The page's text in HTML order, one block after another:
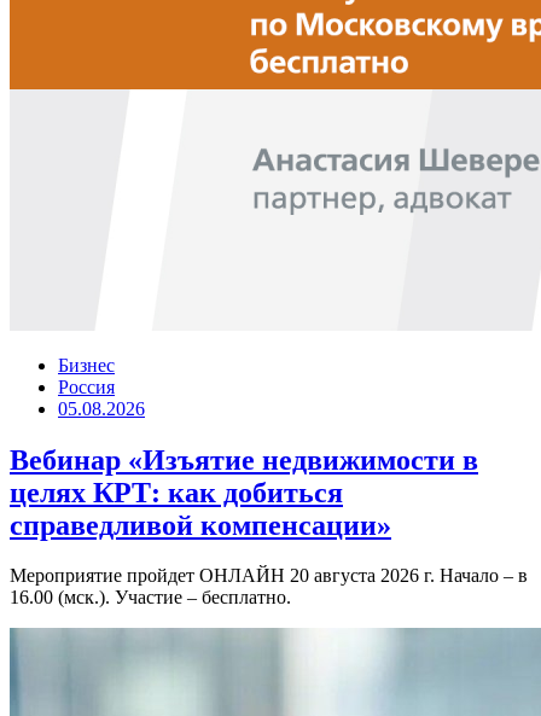
Бизнес
Россия
05.08.2026
Вебинар «Изъятие недвижимости в
целях КРТ: как добиться
справедливой компенсации»
Мероприятие пройдет ОНЛАЙН 20 августа 2026 г. Начало – в
16.00 (мск.). Участие – бесплатно.